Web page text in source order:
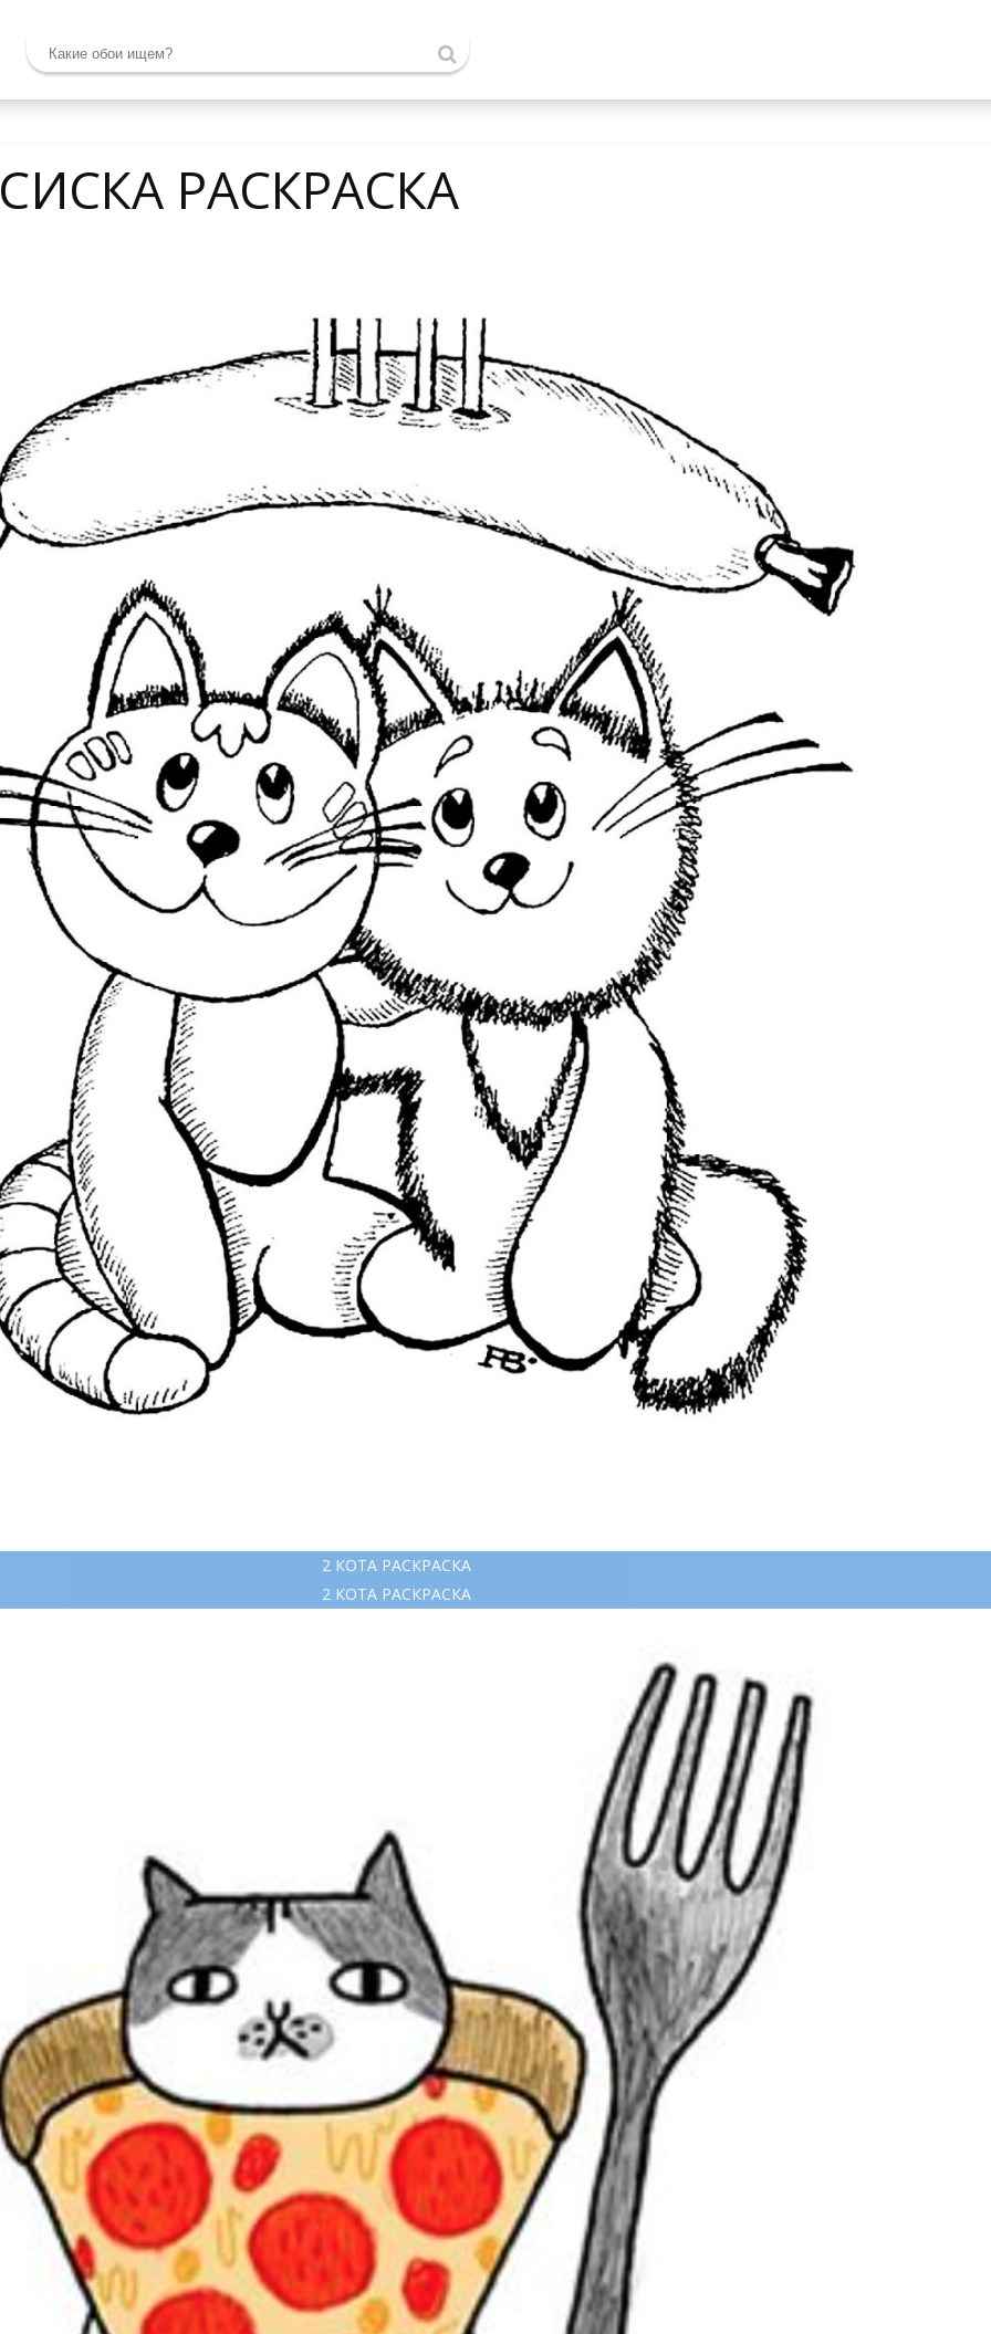
РАСКРАСКА
2 КОТА РАСКРАСКА
2 КОТА РАСКРАСКА